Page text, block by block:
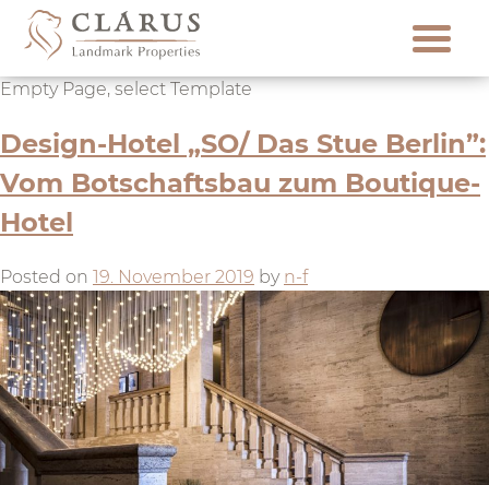
Skip
content
Empty Page, select Template
Design-Hotel „SO/ Das Stue Berlin”:
Vom Botschaftsbau zum Boutique-
Hotel
Posted on 19. November 2019 by n-f